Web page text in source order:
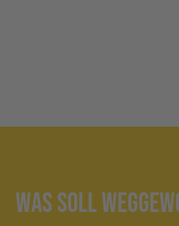
Was soll